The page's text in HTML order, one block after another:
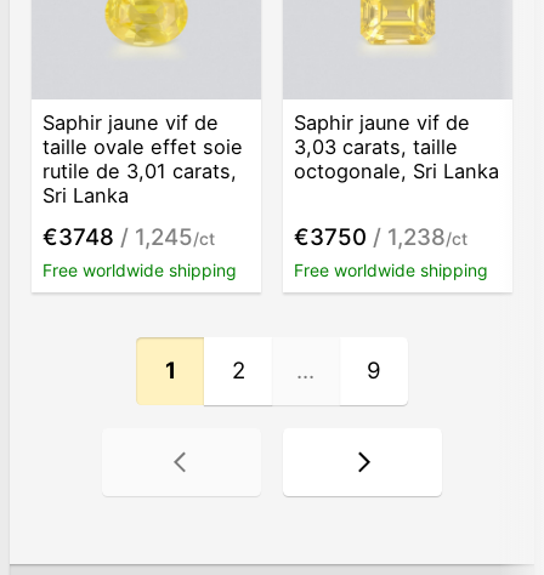
Saphir jaune vif de
taille ovale effet soie
rutile de 3,01 carats,
Sri Lanka
€3748 / 1,245/ct
Free worldwide shipping
Saphir jaune vif de
3,03 carats, taille
octogonale, Sri Lanka
€3750 / 1,238/ct
Free worldwide shipping
1 2 ... 9